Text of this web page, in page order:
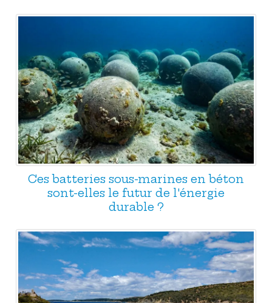
Ces batteries sous-marines en béton
sont-elles le futur de l'énergie
durable ?